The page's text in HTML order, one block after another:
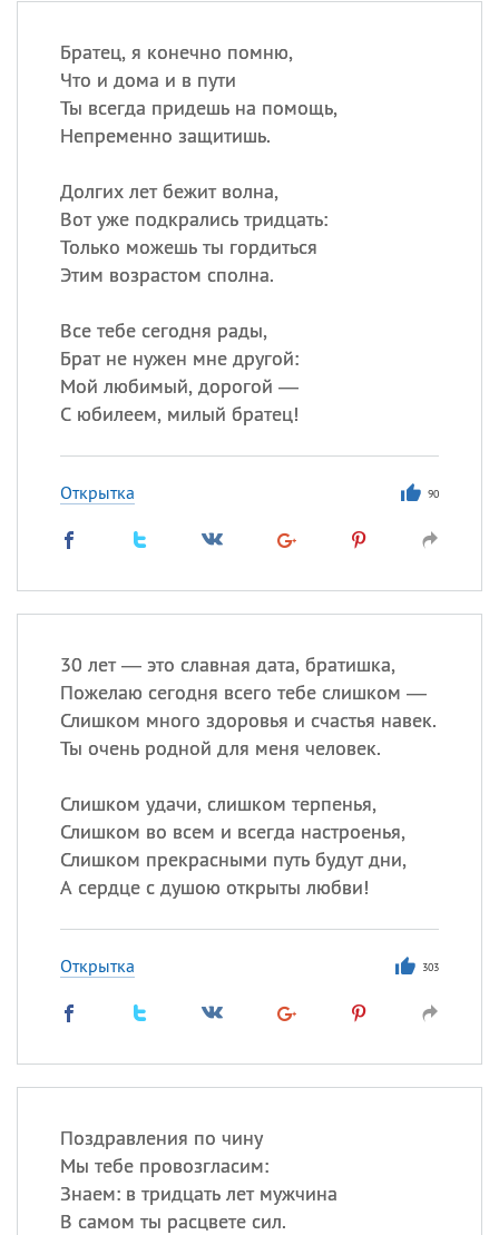
Братец, я конечно помню,
Что и дома и в пути
Ты всегда придешь на помощь,
Непременно защитишь.
Долгих лет бежит волна,
Вот уже подкрались тридцать:
Только можешь ты гордиться
Этим возрастом сполна.
Все тебе сегодня рады,
Брат не нужен мне другой:
Мой любимый, дорогой —
С юбилеем, милый братец!
Открытка 90
30 лет — это славная дата, братишка,
Пожелаю сегодня всего тебе слишком —
Слишком много здоровья и счастья навек.
Ты очень родной для меня человек.
Слишком удачи, слишком терпенья,
Слишком во всем и всегда настроенья,
Слишком прекрасными путь будут дни,
А сердце с душою открыты любви!
Открытка 303
Поздравления по чину
Мы тебе провозгласим:
Знаем: в тридцать лет мужчина
В самом ты расцвете сил.